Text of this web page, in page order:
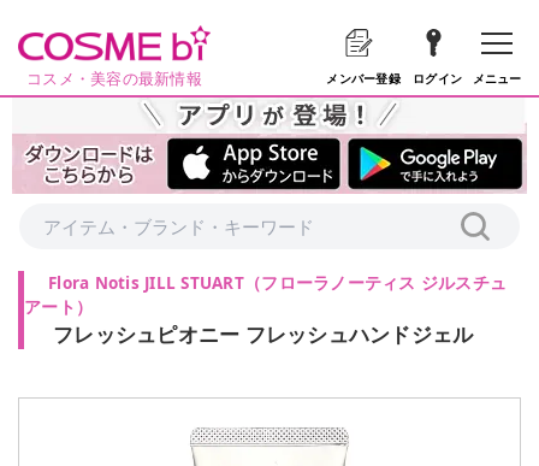
コスメ・美容の最新情報 メンバー登録 ログイン メニュー
Flora Notis JILL STUART（フローラノーティス ジルスチュ
アート ）
フレッシュピオニー フレッシュハンドジェル